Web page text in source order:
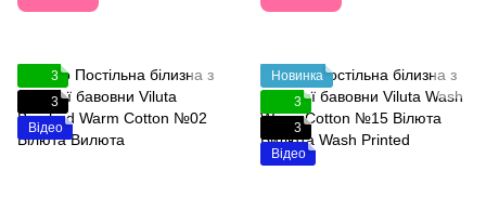
3
3
Відео
Новинка
3
3
Відео